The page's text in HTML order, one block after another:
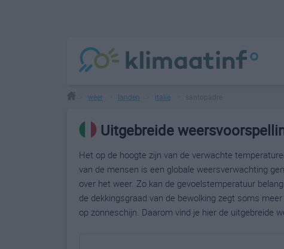
weer landen italië
Uitgebreide
Het op de hoogte zijn van de verwachte
van de mensen is een globale weersverwachting
over het weer. Zo kan de gevoelstemperatuur
de dekkingsgraad van de bewolking zegt soms
op zonneschijn. Daarom vind je hier de uitgebreide